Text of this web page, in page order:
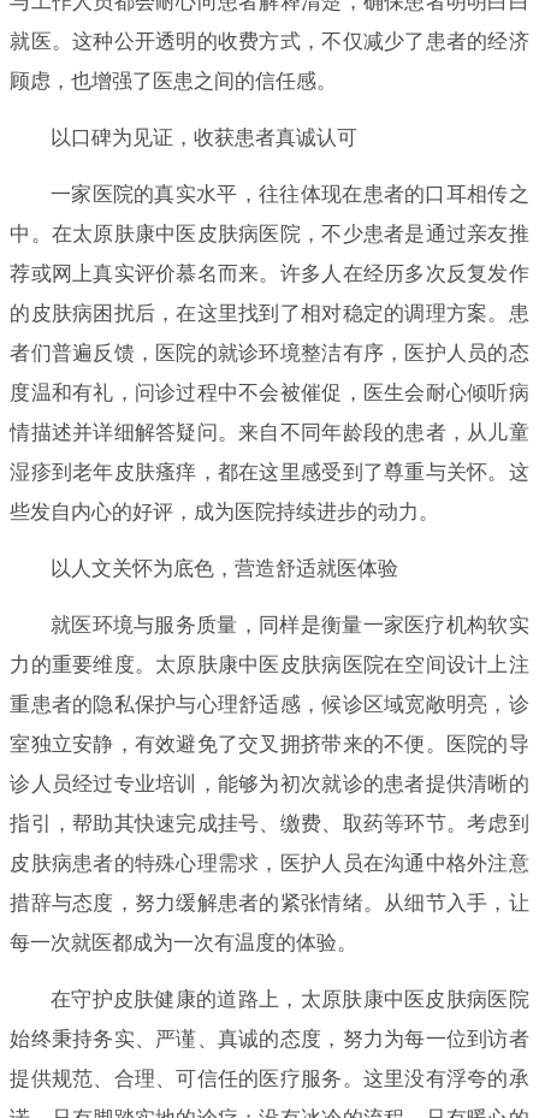
就医。这种公开透明的收费方式，不仅减少了患者的经济
顾虑，也增强了医患之间的信任感。
以口碑为见证，收获患者真诚认可
一家医院的真实水平，往往体现在患者的口耳相传之
中。在太原肤康中医皮肤病医院，不少患者是通过亲友推
荐或网上真实评价慕名而来。许多人在经历多次反复发作
的皮肤病困扰后，在这里找到了相对稳定的调理方案。患
者们普遍反馈，医院的就诊环境整洁有序，医护人员的态
度温和有礼，问诊过程中不会被催促，医生会耐心倾听病
情描述并详细解答疑问。来自不同年龄段的患者，从儿童
湿疹到老年皮肤瘙痒，都在这里感受到了尊重与关怀。这
些发自内心的好评，成为医院持续进步的动力。
以人文关怀为底色，营造舒适就医体验
就医环境与服务质量，同样是衡量一家医疗机构软实
力的重要维度。太原肤康中医皮肤病医院在空间设计上注
重患者的隐私保护与心理舒适感，候诊区域宽敞明亮，诊
室独立安静，有效避免了交叉拥挤带来的不便。医院的导
诊人员经过专业培训，能够为初次就诊的患者提供清晰的
指引，帮助其快速完成挂号、缴费、取药等环节。考虑到
皮肤病患者的特殊心理需求，医护人员在沟通中格外注意
措辞与态度，努力缓解患者的紧张情绪。从细节入手，让
每一次就医都成为一次有温度的体验。
在守护皮肤健康的道路上，太原肤康中医皮肤病医院
始终秉持务实、严谨、真诚的态度，努力为每一位到访者
提供规范、合理、可信任的医疗服务。这里没有浮夸的承